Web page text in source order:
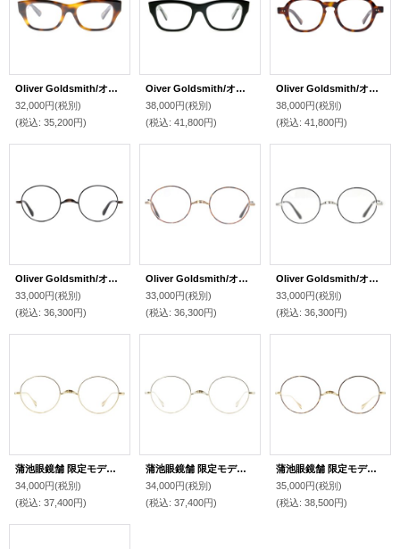
Oliver Goldsmith/オリバー ゴールドスミス【CONSUL-ss】 Tortoiseshell 46サイズ
32,000円(税別)
(税込: 35,200円)
Oiver Goldsmith/オリバー ゴールドスミス【CONSUL-s】Nero 52サイズ
38,000円(税別)
(税込: 41,800円)
Oliver Goldsmith/オリバー ゴールドスミス【ROBYN】Darker Tortoise 47サイズ
38,000円(税別)
(税込: 41,800円)
Oliver Goldsmith/オリバー ゴールドスミス【Oliver Oban】Antique Copper BK 46サイズ
33,000円(税別)
(税込: 36,300円)
Oliver Goldsmith/オリバー ゴールドスミス【Oliver Oban】Gold MMS 46サイズ
33,000円(税別)
(税込: 36,300円)
Oliver Goldsmith/オリバー ゴールドスミス【Oliver Oban】Silver BK 46サイズ
33,000円(税別)
(税込: 36,300円)
蒲池眼鏡舗 限定モデル Oliver Goldsmith/オリバー ゴールドスミス【Oliver Oban】Gold 46サイズ
34,000円(税別)
(税込: 37,400円)
蒲池眼鏡舗 限定モデル Oliver Goldsmith/オリバー ゴールドスミス【Oliver Oban】Silver 46サイズ
34,000円(税別)
(税込: 37,400円)
蒲池眼鏡舗 限定モデル Oliver Goldsmith/オリバー ゴールドスミス【Oliver Oban】Gold MMS 46サイズ
35,000円(税別)
(税込: 38,500円)